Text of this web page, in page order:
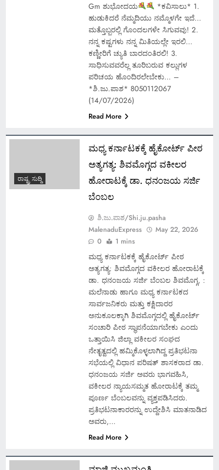
Gm ಶುಭೋದಯ
*ಕವಿಸಾಲು* 1.
ಹುಡುಕಿದರೆ ನೆಮ್ಮದಿಯು ನಮ್ಮೊಳಗೇ ಇದೆ…
ಮತ್ತೊಬ್ಬರಲ್ಲಿ ಗೊಂದಲಗಳೇ ಸಿಗುವವು! 2.
ನನ್ನ ಕಷ್ಟಗಳು ನನ್ನ ಮಿತಿಯಲ್ಲೇ ಇರಲಿ…
ಕಣ್ಣೀರಿಗೆ ಚ್ಯುತಿ ಬಾರದಂತಿರಲಿ! 3.
ಸಾಧಿಸುವವರೆಲ್ಲ ತೂರಿಬರುವ ಕಲ್ಲುಗಳ
ಪರಿಚಯ ಹೊಂದಿರಲೇಬೇಕು… –
*ಶಿ.ಜು.ಪಾಶ* 8050112067
(14/07/2026)
Read More
ರಾಷ್ಟ್ರ ಸುದ್ದಿ
ಮಧ್ಯ ಕರ್ನಾಟಕಕ್ಕೆ ಹೈಕೋರ್ಟ್ ಪೀಠ
ಅತ್ಯಗತ್ಯ: ಶಿವಮೊಗ್ಗದ ವಕೀಲರ
ಹೋರಾಟಕ್ಕೆ ಡಾ. ಧನಂಜಯ ಸರ್ಜಿ
ಬೆಂಬಲ
ಶಿ.ಜು.ಪಾಶ/Shi.ju.pasha
MalenaduExpress
May 22, 2026
0
1 mins
ಮಧ್ಯ ಕರ್ನಾಟಕಕ್ಕೆ ಹೈಕೋರ್ಟ್ ಪೀಠ
ಅತ್ಯಗತ್ಯ: ಶಿವಮೊಗ್ಗದ ವಕೀಲರ ಹೋರಾಟಕ್ಕೆ
ಡಾ. ಧನಂಜಯ ಸರ್ಜಿ ಬೆಂಬಲ ಶಿವಮೊಗ್ಗ, :
ಮಲೆನಾಡು ಹಾಗೂ ಮಧ್ಯ ಕರ್ನಾಟಕದ
ಸಾರ್ವಜನಿಕರು ಮತ್ತು ಕಕ್ಷಿದಾರರ
ಅನುಕೂಲಕ್ಕಾಗಿ ಶಿವಮೊಗ್ಗದಲ್ಲಿ ಹೈಕೋರ್ಟ್
ಸಂಚಾರಿ ಪೀಠ ಸ್ಥಾಪನೆಯಾಗಬೇಕು ಎಂದು
ಒತ್ತಾಯಿಸಿ ಜಿಲ್ಲಾ ವಕೀಲರ ಸಂಘದ
ನೇತೃತ್ವದಲ್ಲಿ ಹಮ್ಮಿಕೊಳ್ಳಲಾಗಿದ್ದ ಪ್ರತಿಭಟನಾ
ಸಭೆಯಲ್ಲಿ ವಿಧಾನ ಪರಿಷತ್ ಶಾಸಕರಾದ ಡಾ.
ಧನಂಜಯ ಸರ್ಜಿ ಅವರು ಭಾಗವಹಿಸಿ,
ವಕೀಲರ ನ್ಯಾಯಸಮ್ಮತ ಹೋರಾಟಕ್ಕೆ ತಮ್ಮ
ಪೂರ್ಣ ಬೆಂಬಲವನ್ನು ವ್ಯಕ್ತಪಡಿಸಿದರು.
ಪ್ರತಿಭಟನಾಕಾರರನ್ನು ಉದ್ದೇಶಿಸಿ ಮಾತನಾಡಿದ
ಅವರು,…
Read More